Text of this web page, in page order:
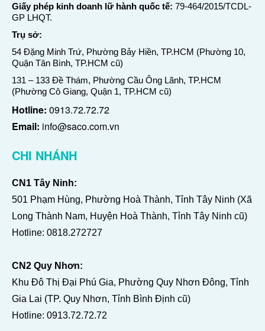
Giấy phép kinh doanh lữ hành quốc tế: 79-464/2015/TCDL-
GP LHQT.
Trụ sở:
54 Đặng Minh Trứ, Phường Bảy Hiền, TP.HCM (Phường 10,
Quận Tân Bình, TP.HCM cũ)
131 – 133 Đề Thám, Phường Cầu Ông Lãnh, TP.HCM
(Phường Cô Giang, Quận 1, TP.HCM cũ)
Hotline: 0913.72.72.72
Email: info@saco.com.vn
CHI NHÁNH
CN1 Tây Ninh:
501 Phạm Hùng, Phường Hoà Thành, Tỉnh Tây Ninh (Xã
Long Thành Nam, Huyện Hoà Thành, Tỉnh Tây Ninh cũ)
Hotline: 0818.272727
CN2 Quy Nhơn:
Khu Đô Thị Đại Phú Gia, Phường Quy Nhơn Đông, Tỉnh
Gia Lai (TP. Quy Nhơn, Tỉnh Bình Định cũ)
Hotline: 0913.72.72.72